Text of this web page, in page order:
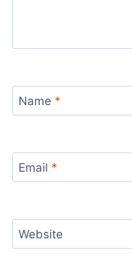
Name *
Email *
Website